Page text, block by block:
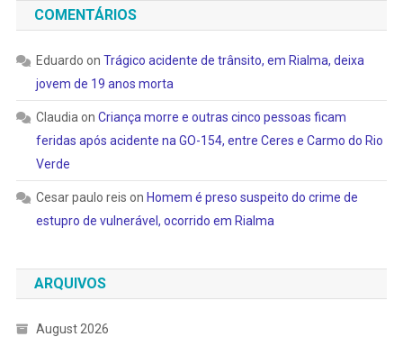
COMENTÁRIOS
Eduardo on Trágico acidente de trânsito, em Rialma, deixa
jovem de 19 anos morta
Claudia on Criança morre e outras cinco pessoas ficam
feridas após acidente na GO-154, entre Ceres e Carmo do Rio
Verde
Cesar paulo reis on Homem é preso suspeito do crime de
estupro de vulnerável, ocorrido em Rialma
ARQUIVOS
August 2026